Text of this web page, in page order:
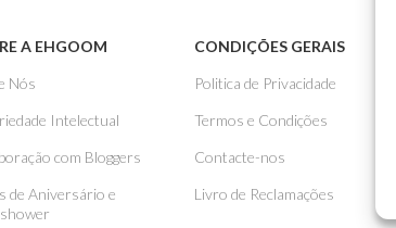
A EHGOOM
Nós
Intelectual
com Bloggers
de Aniversário e
CONDIÇÕES GERAIS
Politica de Privacidade
Termos e Condições
Contacte-nos
Livro de Reclamações